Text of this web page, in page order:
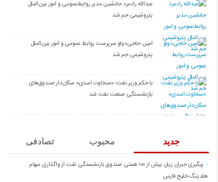
عبدالله رادمرد جانشین مدیر روابط‌عمومی و امور بین‌الملل
پتروشیمی جم شد
امین حاجی‌دولو سرپرست روابط عمومی و امور بین‌الملل
پتروشیمی جم شد
با حکم وزیر نفت؛ «سخاوت اسدی» سکان‌دار صندوق‌های
بازنشستگی صنعت نفت شد
جدید محبوب تصادفی
پیگیری جبران زیان بیش از ۱۰۰ همتی صندوق بازنشستگی نفت از واگذاری سهام
هلدینگ خلیج فارس